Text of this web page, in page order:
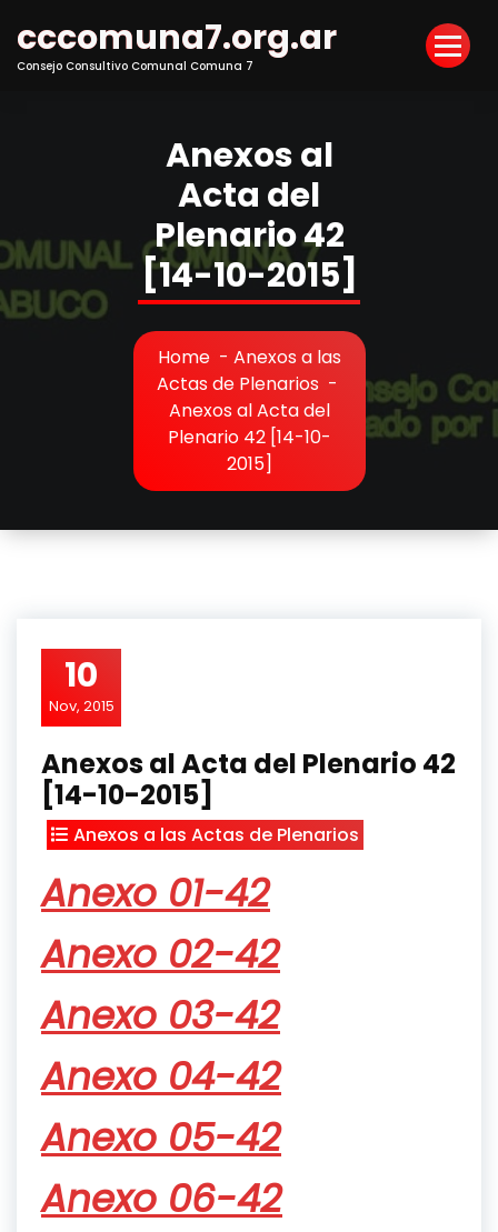
Content
cccomuna7.org.ar
Consejo Consultivo Comunal Comuna 7
Anexos al
Acta del
Plenario 42
[14-10-2015]
Home- Anexos a las
Actas de Plenarios -
Anexos al Acta del
Plenario 42 [14-10-
2015]
10
Nov, 2015
Anexos al Acta del Plenario 42
[14-10-2015]
Anexos a las Actas de Plenarios
Anexo 01-42
Anexo 02-42
Anexo 03-42
Anexo 04-42
Anexo 05-42
Anexo 06-42